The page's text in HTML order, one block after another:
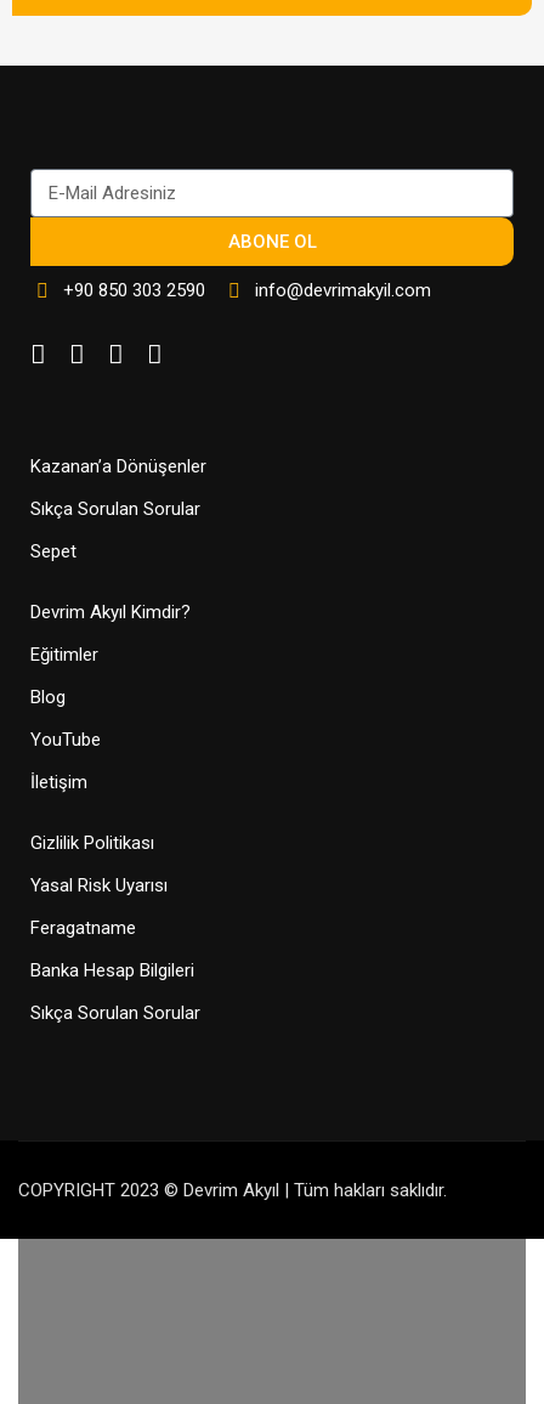
ABONE OL
+90 850 303 2590 info@devrimakyil.com
Kazanan’a Dönüşenler
Sıkça Sorulan Sorular
Sepet
Devrim Akyıl Kimdir?
Eğitimler
Blog
YouTube
İletişim
Gizlilik Politikası
Yasal Risk Uyarısı
Feragatname
Banka Hesap Bilgileri
Sıkça Sorulan Sorular
COPYRIGHT 2023 © Devrim Akyıl | Tüm hakları saklıdır.